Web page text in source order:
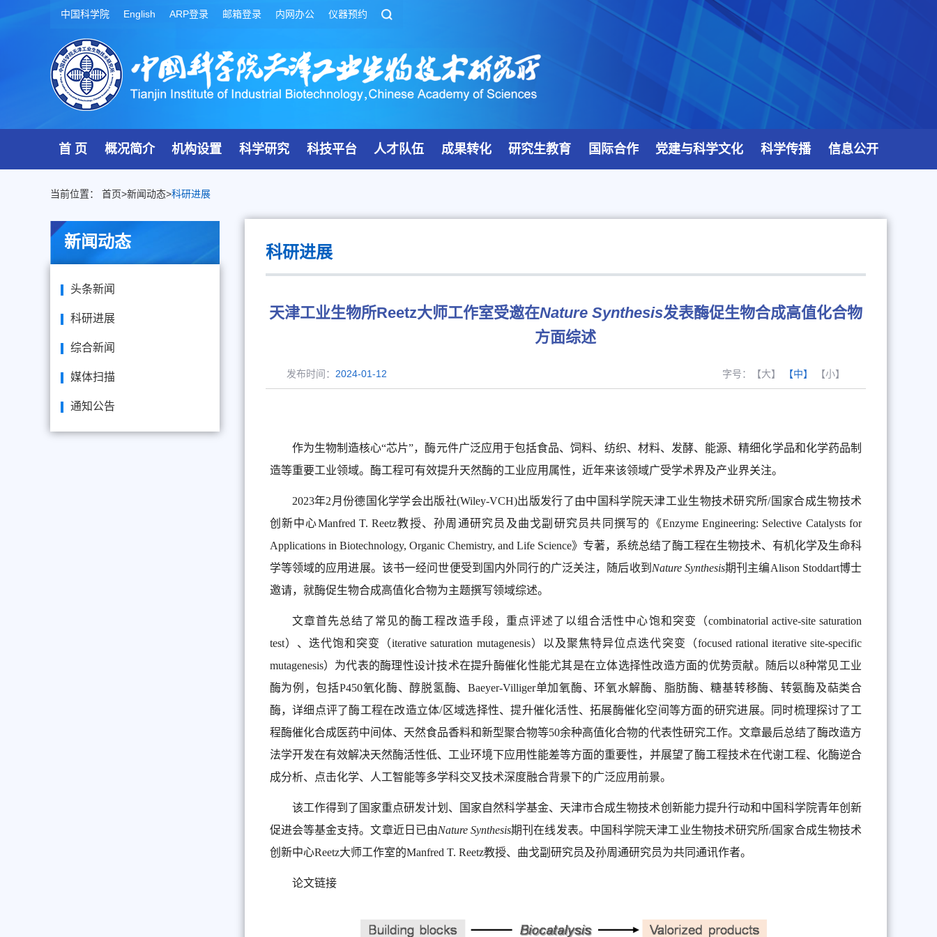
中国科学院 English ARP登录 邮箱登录 内网办公 仪器预约
首 页 概况简介 机构设置 科学研究 科技平台 人才队伍 成果转化 研究生教育 国际合作 党建与科学文化 科学传播 信息公开
当前位置： 首页>新闻动态>科研进展
新闻动态
头条新闻
科研进展
综合新闻
媒体扫描
通知公告
科研进展
天津工业生物所Reetz大师工作室受邀在Nature Synthesis发表酶促生物合成高值化合物
方面综述
发布时间： 2024-01-12 字号： 【大】 【中】 【小】
作为生物制造核心“芯片”，酶元件广泛应用于包括食品、饲料、纺织、材料、发酵、能源、精细化学品和化学药品制
造等重要工业领域。酶工程可有效提升天然酶的工业应用属性，近年来该领域广受学术界及产业界关注。
2023年2月份德国化学学会出版社(Wiley-VCH)出版发行了由中国科学院天津工业生物技术研究所/国家合成生物技术
创新中心Manfred T. Reetz教授、孙周通研究员及曲戈副研究员共同撰写的《Enzyme Engineering: Selective Catalysts for
Applications in Biotechnology, Organic Chemistry, and Life Science》专著，系统总结了酶工程在生物技术、有机化学及生命科
学等领域的应用进展。该书一经问世便受到国内外同行的广泛关注，随后收到 Nature Synthesis期刊主编Alison Stoddart博士
邀请，就酶促生物合成高值化合物为主题撰写领域综述。
文章首先总结了常见的酶工程改造手段，重点评述了以组合活性中心饱和突变（combinatorial active-site saturation
test）、迭代饱和突变（iterative saturation mutagenesis）以及聚焦特异位点迭代突变（focused rational iterative site-specific
mutagenesis）为代表的酶理性设计技术在提升酶催化性能尤其是在立体选择性改造方面的优势贡献。随后以8种常见工业
酶为例，包括P450氧化酶、醇脱氢酶、Baeyer-Villiger单加氧酶、环氧水解酶、脂肪酶、糖基转移酶、转氨酶及萜类合
酶，详细点评了酶工程在改造立体/区域选择性、提升催化活性、拓展酶催化空间等方面的研究进展。同时梳理探讨了工
程酶催化合成医药中间体、天然食品香料和新型聚合物等50余种高值化合物的代表性研究工作。文章最后总结了酶改造方
法学开发在有效解决天然酶活性低、工业环境下应用性能差等方面的重要性，并展望了酶工程技术在代谢工程、化酶逆合
成分析、点击化学、人工智能等多学科交叉技术深度融合背景下的广泛应用前景。
该工作得到了国家重点研发计划、国家自然科学基金、天津市合成生物技术创新能力提升行动和中国科学院青年创新
促进会等基金支持。文章近日已由Nature Synthesis期刊在线发表。中国科学院天津工业生物技术研究所/国家合成生物技术
创新中心Reetz大师工作室的Manfred T. Reetz教授、曲戈副研究员及孙周通研究员为共同通讯作者。
论文链接